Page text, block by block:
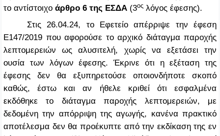
το αντίστοιχο άρθρο 6 της ΕΣΔΑ (3ος λόγος έφεσης).
Στις 26.04.24, το Εφετείο απέρριψε την έφεση
Ε147/2019 που αφορούσε το αρχικό διάταγμα παροχής
λεπτομερειών ως αλυσιτελή, χωρίς να εξετάσει την
ουσία των λόγων έφεσης. Έκρινε ότι η εξέταση της
έφεσης δεν θα εξυπηρετούσε οποιονδήποτε σκοπό
καθώς, έστω και αν ήθελε κριθεί ότι εσφαλμένα
εκδόθηκε το διάταγμα παροχής λεπτομερειών, με
δεδομένη την απόρριψη της αγωγής, κανένα πρακτικό
αποτέλεσμα δεν θα προέκυπτε από την εκδίκαση της εν